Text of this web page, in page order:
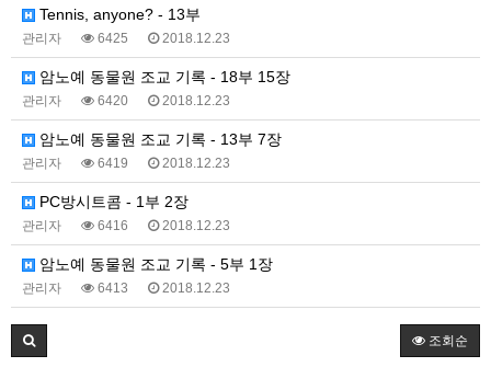
Tennis, anyone? - 13부
관리자 6425 2018.12.23
암노예 동물원 조교 기록 - 18부 15장
관리자 6420 2018.12.23
암노예 동물원 조교 기록 - 13부 7장
관리자 6419 2018.12.23
PC방시트콤 - 1부 2장
관리자 6416 2018.12.23
암노예 동물원 조교 기록 - 5부 1장
관리자 6413 2018.12.23
조회순